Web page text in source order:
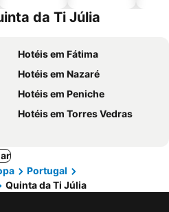
da Ti Júlia
Hotéis em Fátima
Hotéis em Nazaré
Hotéis em Peniche
Hotéis em Torres Vedras
Portugal
Quinta da Ti Júlia